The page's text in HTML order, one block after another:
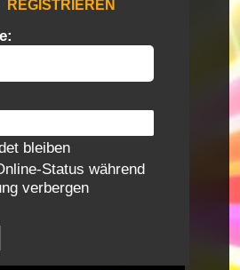
REGISTRIEREN
bleiben
Status während
verbergen